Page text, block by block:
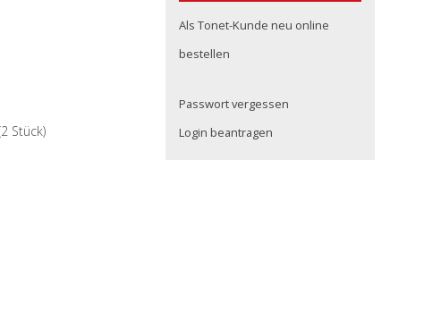
Stück)
Als Tonet-Kunde neu online
bestellen
Passwort vergessen
Login beantragen